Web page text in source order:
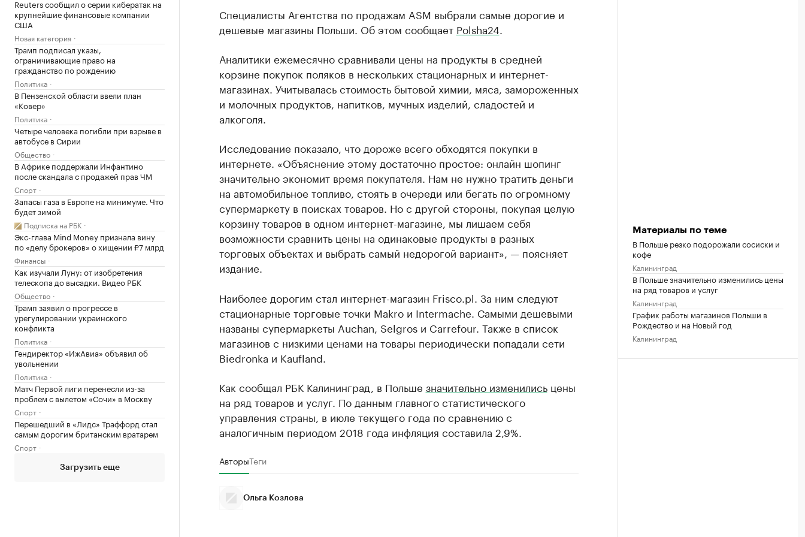
Reuters сообщил о серии кибератак на
крупнейшие финансовые компании
США
Новая категория
Трамп подписал указы,
ограничивающие право на
гражданство по рождению
Политика
В Пензенской области ввели план
«Ковер»
Политика
Четыре человека погибли при взрыве в
автобусе в Сирии
Общество
В Африке поддержали Инфантино
после скандала с продажей прав ЧМ
Спорт
Запасы газа в Европе на минимуме. Что
будет зимой
Подписка на РБК
Экс-глава Mind Money признала вину
по «делу брокеров» о хищении ₽7 млрд
Финансы
Как изучали Луну: от изобретения
телескопа до высадки. Видео РБК
Общество
Трамп заявил о прогрессе в
урегулировании украинского
конфликта
Политика
Гендиректор «ИжАвиа» объявил об
увольнении
Политика
Матч Первой лиги перенесли из-за
проблем с вылетом «Сочи» в Москву
Спорт
Перешедший в «Лидс» Траффорд стал
самым дорогим британским вратарем
Спорт
Загрузить еще
Специалисты Агентства по продажам ASM выбрали самые дорогие и
дешевые магазины Польши. Об этом сообщает Polsha24
Аналитики ежемесячно сравнивали цены на продукты в средней
корзине покупок поляков в нескольких стационарных и интернет-
магазинах. Учитывалась стоимость бытовой химии, мяса, замороженных
и молочных продуктов, напитков, мучных изделий, сладостей и
алкоголя.
Исследование показало, что дороже всего обходятся покупки в
интернете. «Объяснение этому достаточно простое: онлайн шопинг
значительно экономит время покупателя. Нам не нужно тратить деньги
на автомобильное топливо, стоять в очереди или бегать по огромному
супермаркету в поисках товаров. Но с другой стороны, покупая целую
корзину товаров в одном интернет-магазине, мы лишаем себя
возможности сравнить цены на одинаковые продукты в разных
торговых объектах и выбрать самый недорогой вариант», — поясняет
издание.
Наиболее дорогим стал интернет-магазин Frisco.pl. За ним следуют
стационарные торговые точки Makro и Intermache. Самыми дешевыми
названы супермаркеты Auchan, Selgros и Carrefour. Также в список
магазинов с низкими ценами на товары периодически попадали сети
Biedronka и Kaufland.
Как сообщал РБК Калининград, в Польше значительно изменилисьцены
на ряд товаров и услуг. По данным главного статистического
управления страны, в июле текущего года по сравнению с
аналогичным периодом 2018 года инфляция составила 2,9%.
АвторыТеги
Ольга Козлова
Материалы по теме
В Польше резко подорожали сосиски и
кофе
Калининград
В Польше значительно изменились цены
на ряд товаров и услуг
Калининград
График работы магазинов Польши в
Рождество и на Новый год
Калининград